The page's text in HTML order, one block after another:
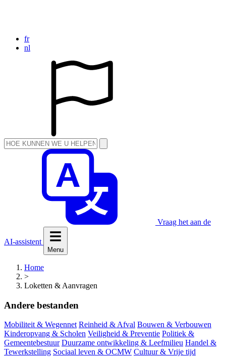
fr
nl
Vraag het aan de
AI-assistent
Menu
Home
>
Loketten & Aanvragen
Andere bestanden
Mobiliteit & Wegennet Reinheid & Afval Bouwen & Verbouwen
Kinderopvang & Scholen Veiligheid & Preventie Politiek &
Gemeentebestuur Duurzame ontwikkeling & Leefmilieu Handel &
Tewerkstelling Sociaal leven & OCMW Cultuur & Vrije tijd